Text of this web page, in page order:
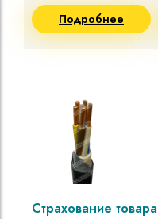
Подробнее
Страхование товара